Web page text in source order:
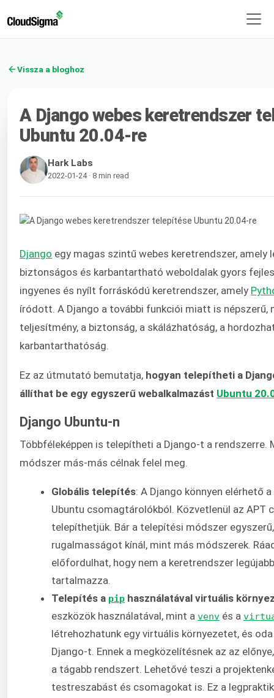
Vissza a bloghoz
A Django webes keretrendszer
Ubuntu 20.04-re
Hark Labs
2022-01-24 · 8 min read
Django egy magas szintű webes keretrendszer, amely
biztonságos és karbantartható weboldalak gyors
ingyenes és nyílt forráskódú keretrendszer, amely
íródott. A Django a további funkciói miatt is népszerű,
teljesítmény, a biztonság, a skálázhatóság, a
karbantarthatóság.
Ez az útmutató bemutatja, hogyan telepítheti a
állíthat be egy egyszerű webalkalmazást Ubuntu
Django Ubuntu-n
Többféleképpen is telepítheti a Django-t a rendszerre.
módszer más-más célnak felel meg.
Globális telepítés: A Django könnyen elérhető
Ubuntu csomagtárolókból. Közvetlenül az APT
telepíthetjük. Bár a telepítési módszer
rugalmasságot kínál, mint más módszerek.
előfordulhat, hogy nem a keretrendszer
tartalmazza.
Telepítés a pip használatával virtuális
eszközök használatával, mint a venv és a
létrehozhatunk egy virtuális környezetet, és
Django-t. Ennek a megközelítésnek az az
a tágabb rendszert. Lehetővé teszi a
testreszabást és csomagokat is. Ez a